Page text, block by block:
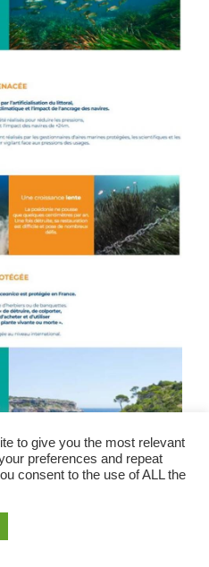
to give you the most relevant
preferences and repeat
consent to the use of ALL the